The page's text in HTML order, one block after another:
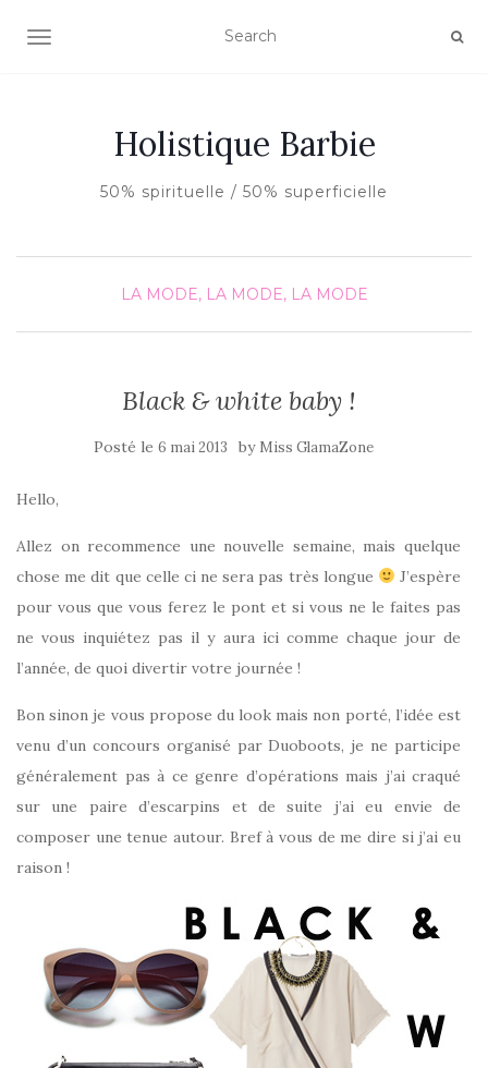
AFFICHER/MASQUER LA NAVIGATION
Holistique Barbie
50% spirituelle / 50% superficielle
LA MODE, LA MODE, LA MODE
Black & white baby !
Posté le 6 mai 2013 by Miss GlamaZone
Hello,
Allez on recommence une nouvelle semaine, mais quelque
chose me dit que celle ci ne sera pas très longue
J’espère
pour vous que vous ferez le pont et si vous ne le faites pas
ne vous inquiétez pas il y aura ici comme chaque jour de
l’année, de quoi divertir votre journée !
Bon sinon je vous propose du look mais non porté, l’idée est
venu d’un concours organisé par Duoboots, je ne participe
généralement pas à ce genre d’opérations mais j’ai craqué
sur une paire d’escarpins et de suite j’ai eu envie de
composer une tenue autour. Bref à vous de me dire si j’ai eu
raison !